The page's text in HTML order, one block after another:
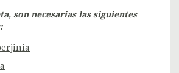
son necesarias las siguientes